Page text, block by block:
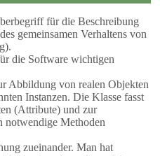
für die Beschreibung
gemeinsamen Verhaltens von
die Software wichtigen
Abbildung von realen Objekten
Instanzen. Die Klasse fasst
(Attribute) und zur
notwendige Methoden
zueinander. Man hat